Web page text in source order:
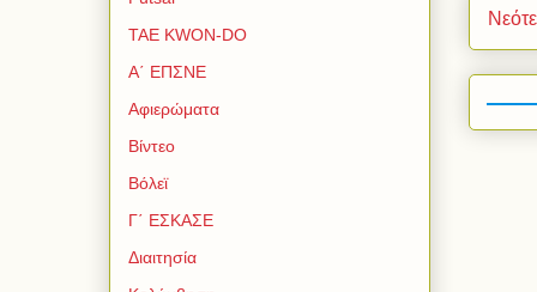
TAE KWON-DO
Α΄ ΕΠΣΝΕ
Αφιερώματα
Βίντεο
Βόλεϊ
Γ΄ ΕΣΚΑΣΕ
Διαιτησία